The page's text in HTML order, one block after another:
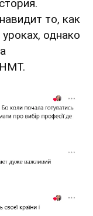
то, как
однако
НМТ.